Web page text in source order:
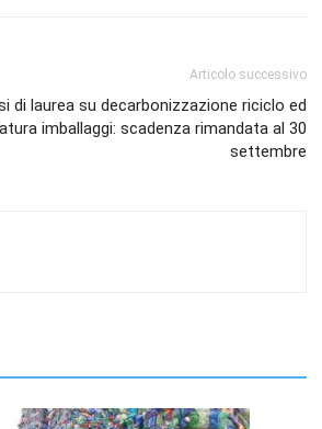
Articolo successivo
di laurea su decarbonizzazione riciclo ed
imballaggi: scadenza rimandata al 30
settembre